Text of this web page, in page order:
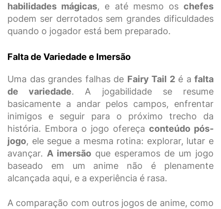
habilidades mágicas, e até mesmo oschefes
podem ser derrotados sem grandes dificuldades
quando o jogador está bem preparado.
Falta de Variedade e Imersão
Uma das grandes falhas de Fairy Tail 2é a falta
de variedade. A jogabilidade se resume
basicamente a andar pelos campos, enfrentar
inimigos e seguir para o próximo trecho da
história. Embora o jogo ofereça conteúdo pós-
jogo, ele segue a mesma rotina: explorar, lutar e
avançar. A imersão que esperamos de um jogo
baseado em um anime não é plenamente
alcançada aqui, e a experiência é rasa.
A comparação com outros jogos de anime, como